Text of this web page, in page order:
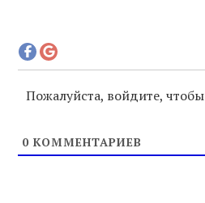
Пожалуйста, войдите,
0 КОММЕНТАРИЕВ